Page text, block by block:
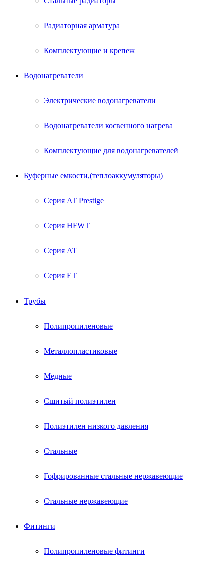
Радиаторная арматура
Комплектующие и крепеж
Водонагреватели
Электрические водонагреватели
Водонагреватели косвенного нагрева
Комплектующие для водонагревателей
Буферные емкости,(теплоаккумуляторы)
Серия AT Prestige
Серия HFWT
Серия АТ
Серия ЕТ
Трубы
Полипропиленовые
Металлопластиковые
Медные
Сшитый полиэтилен
Полиэтилен низкого давления
Стальные
Гофрированные стальные нержавеющие
Стальные нержавеющие
Фитинги
Полипропиленовые фитинги